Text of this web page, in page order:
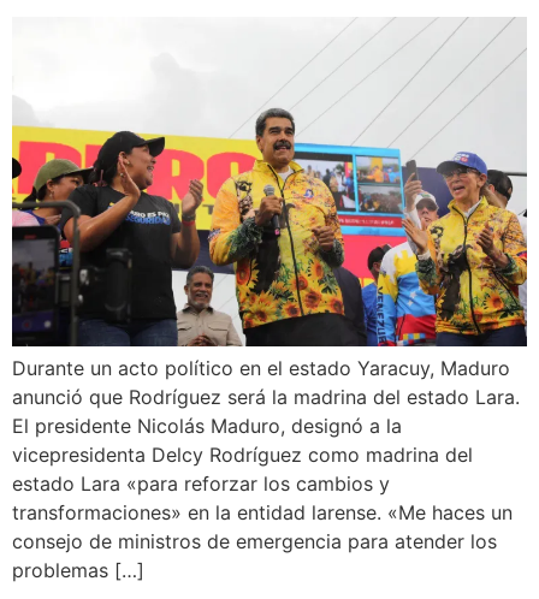
Durante un acto político en el estado Yaracuy, Maduro
anunció que Rodríguez será la madrina del estado Lara.
El presidente Nicolás Maduro, designó a la
vicepresidenta Delcy Rodríguez como madrina del
estado Lara «para reforzar los cambios y
transformaciones» en la entidad larense. «Me haces un
consejo de ministros de emergencia para atender los
problemas […]